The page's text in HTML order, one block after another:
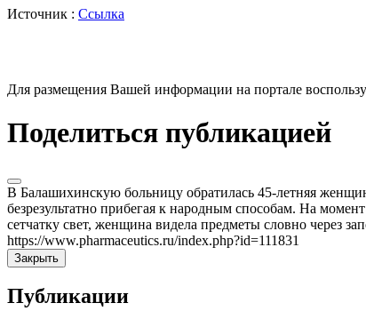
Источник : Ссылка
Для размещения Вашей информации на портале
Поделиться публикацией
В Балашихинскую больницу обратилась 45-летняя
безрезультатно прибегая к народным способам. На
сетчатку свет, женщина видела предметы словно через
https://www.pharmaceutics.ru/index.php?id=111831
Закрыть
Публикации